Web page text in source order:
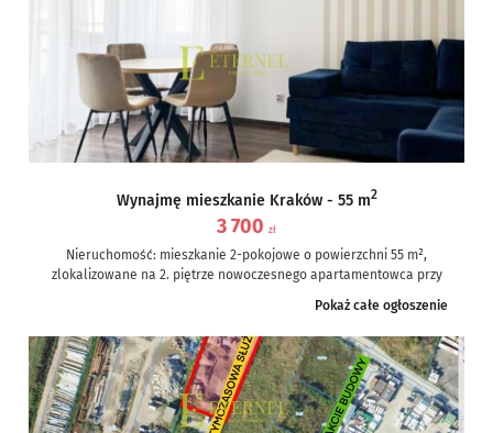
Wynajmę mieszkanie Kraków - 55 m2
3 700 zł
Nieruchomość: mieszkanie 2-pokojowe o powierzchni 55 m²,
zlokalizowane na 2. piętrze nowoczesnego apartamentowca przy
Pokaż całe ogłoszenie